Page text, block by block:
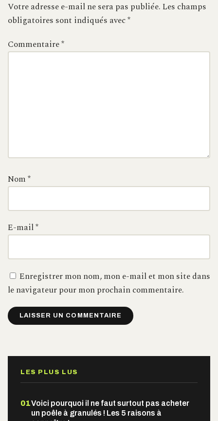
Votre adresse e-mail ne sera pas publiée.Les champs
obligatoires sont indiqués avec*
Commentaire*
Nom*
E-mail*
Enregistrer mon nom, mon e-mail et mon site dans
le navigateur pour mon prochain commentaire.
LES PLUS LUS
01Voici pourquoi il ne faut surtout pas acheter
un poêle à granulés ! Les 5 raisons à